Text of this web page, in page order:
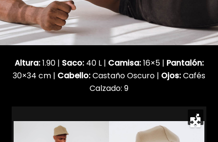
Altura:1.90 | Saco:40 L | Camisa:16×5 | Pantalón:
30×34 cm | Cabello:Castaño Oscuro | Ojos:Cafés
Calzado: 9